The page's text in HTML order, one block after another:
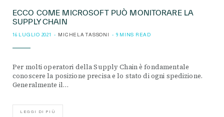
ECCO COME MICROSOFT PUÒ MONITORARE LA
SUPPLY CHAIN
16 LUGLIO 2021 MICHELA TASSONI 9 MINS READ
Per molti operatori della Supply Chain è fondamentale
conoscere la posizione precisa e lo stato di ogni spedizione.
Generalmente il…
LEGGI DI PIÙ